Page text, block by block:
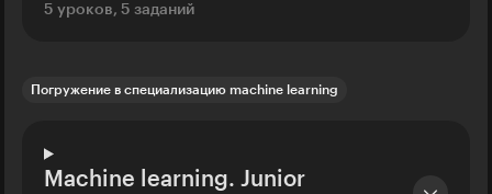
5 уроков, 5 заданий
Погружение в специализацию machine learning
Machine learning. Junior